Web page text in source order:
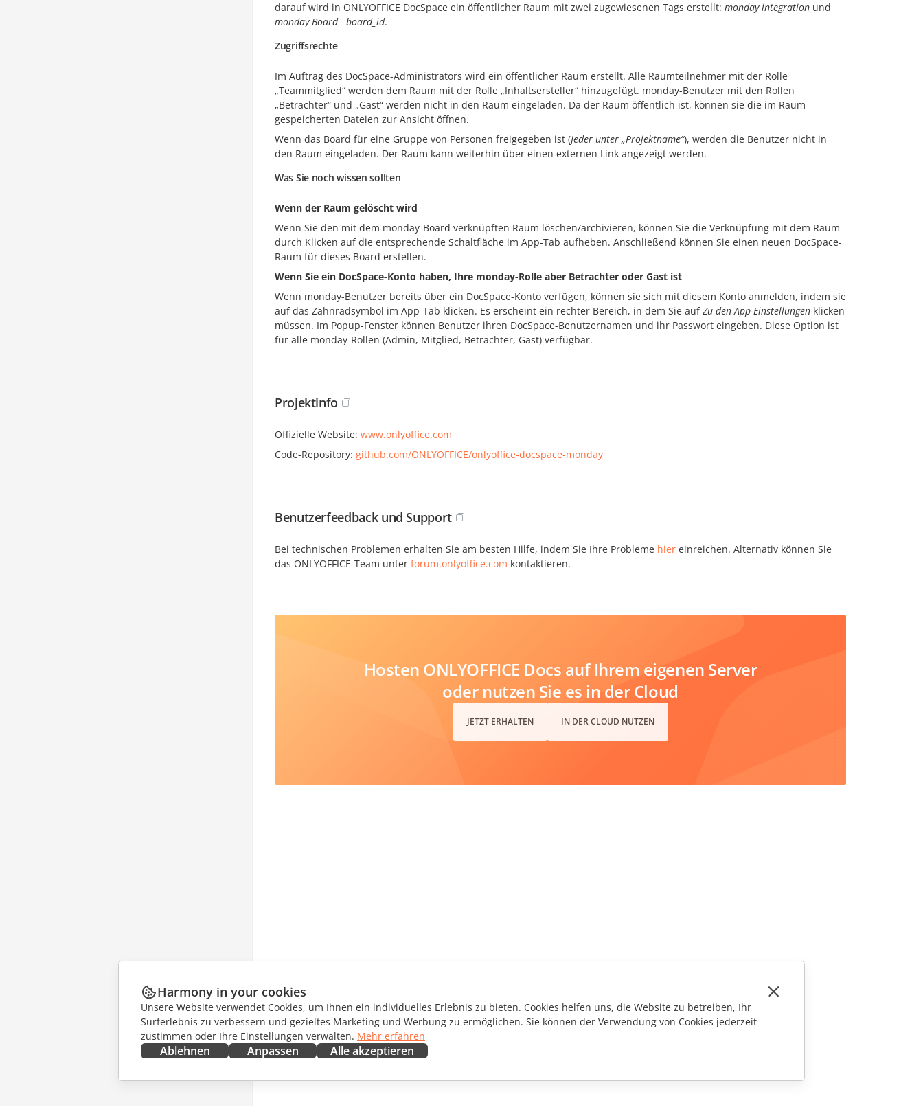
darauf wird in ONLYOFFICE DocSpace ein öffentlicher Raum mit zwei zugewiesenen Tags erstellt: monday integration und
monday Board - board_id.
Zugriffsrechte
Im Auftrag des DocSpace-Administrators wird ein öffentlicher Raum erstellt. Alle Raumteilnehmer mit der Rolle
„Teammitglied“ werden dem Raum mit der Rolle „Inhaltsersteller“ hinzugefügt. monday-Benutzer mit den Rollen
„Betrachter“ und „Gast“ werden nicht in den Raum eingeladen. Da der Raum öffentlich ist, können sie die im Raum
gespeicherten Dateien zur Ansicht öffnen.
Wenn das Board für eine Gruppe von Personen freigegeben ist (Jeder unter „Projektname“), werden die Benutzer nicht in
den Raum eingeladen. Der Raum kann weiterhin über einen externen Link angezeigt werden.
Was Sie noch wissen sollten
Wenn der Raum gelöscht wird
Wenn Sie den mit dem monday-Board verknüpften Raum löschen/archivieren, können Sie die Verknüpfung mit dem Raum
durch Klicken auf die entsprechende Schaltfläche im App-Tab aufheben. Anschließend können Sie einen neuen DocSpace-
Raum für dieses Board erstellen.
Wenn Sie ein DocSpace-Konto haben, Ihre monday-Rolle aber Betrachter oder Gast ist
Wenn monday-Benutzer bereits über ein DocSpace-Konto verfügen, können sie sich mit diesem Konto anmelden, indem sie
auf das Zahnradsymbol im App-Tab klicken. Es erscheint ein rechter Bereich, in dem Sie aufZu den App-Einstellungen klicken
müssen. Im Popup-Fenster können Benutzer ihren DocSpace-Benutzernamen und ihr Passwort eingeben. Diese Option ist
für alle monday-Rollen (Admin, Mitglied, Betrachter, Gast) verfügbar.
Projektinfo
Offizielle Website: www.onlyoffice.com
Code-Repository: github.com/ONLYOFFICE/onlyoffice-docspace-monday
Benutzerfeedback und Support
Bei technischen Problemen erhalten Sie am besten Hilfe, indem Sie Ihre Probleme hier einreichen. Alternativ können Sie
das ONLYOFFICE-Team unter forum.onlyoffice.com kontaktieren.
Hosten ONLYOFFICE Docs auf Ihrem eigenen Server
oder nutzen Sie es in der Cloud
JETZT ERHALTEN IN DER CLOUD NUTZEN
Harmony in your cookies
Unsere Website verwendet Cookies, um Ihnen ein individuelles Erlebnis zu bieten. Cookies helfen uns, die Website zu betreiben, Ihr
Surferlebnis zu verbessern und gezieltes Marketing und Werbung zu ermöglichen. Sie können der Verwendung von Cookies jederzeit
zustimmen oder Ihre Einstellungen verwalten. Mehr erfahren
Ablehnen Anpassen Alle akzeptieren